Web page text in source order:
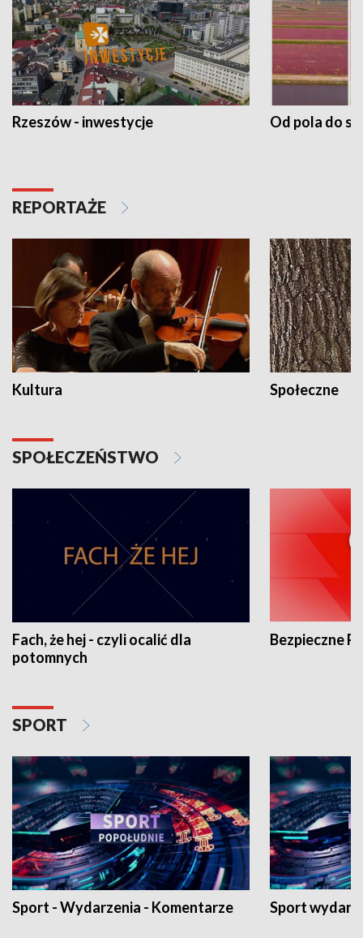
Rzeszów - inwestycje Od pola do
REPORTAŻE
Kultura Społeczne
SPOŁECZEŃSTWO
Fach, że hej - czyli ocalić dla
potomnych
Bezpieczne
SPORT
Sport - Wydarzenia - Komentarze Sport